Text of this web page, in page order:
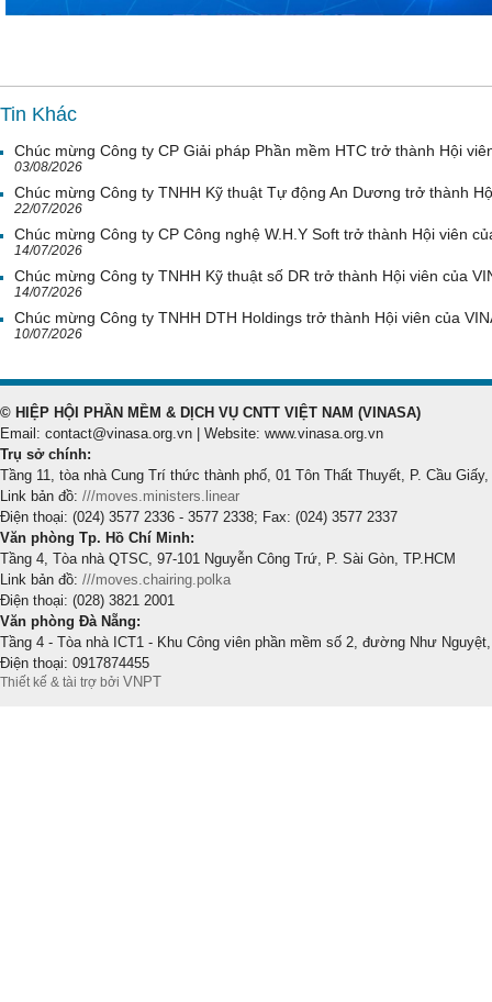
Tin Khác
Chúc mừng Công ty CP Giải pháp Phần mềm HTC trở thành Hội
03/08/2026
Chúc mừng Công ty TNHH Kỹ thuật Tự động An Dương trở thành
22/07/2026
Chúc mừng Công ty CP Công nghệ W.H.Y Soft trở thành Hội viên
14/07/2026
Chúc mừng Công ty TNHH Kỹ thuật số DR trở thành Hội viên của
14/07/2026
Chúc mừng Công ty TNHH DTH Holdings trở thành Hội viên của
10/07/2026
© HIỆP HỘI PHẦN MỀM & DỊCH VỤ CNTT VIỆT NAM (VINASA)
Email: contact@vinasa.org.vn | Website: www.vinasa.org.vn
Trụ sở chính:
Tầng 11, tòa nhà Cung Trí thức thành phố, 01 Tôn Thất Thuyết, P. Cầu Giấy,
Link bản đồ: ///moves.ministers.linear
Điện thoại: (024) 3577 2336 - 3577 2338; Fax: (024) 3577 2337
Văn phòng Tp. Hồ Chí Minh:
Tầng 4, Tòa nhà QTSC, 97-101 Nguyễn Công Trứ, P. Sài Gòn, TP.HCM
Link bản đồ: ///moves.chairing.polka
Điện thoại: (028) 3821 2001
Văn phòng Đà Nẵng:
Tầng 4 - Tòa nhà ICT1 - Khu Công viên phần mềm số 2, đường Như
Điện thoại: 0917874455
Thiết kế & tài trợ bởi VNPT